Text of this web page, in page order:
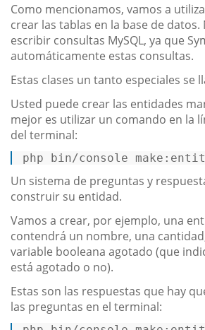
Como mencionamos, vamos a
crear las tablas en la base de datos.
escribir consultas MySQL, ya que
automáticamente estas consultas.
Estas clases un tanto especiales se
Usted puede crear las entidades
mejor es utilizar un comando en la
del terminal:
php bin/console
Un sistema de preguntas y
construir su entidad.
Vamos a crear, por ejemplo, una
contendrá un nombre, una
variable booleana agotado (que
está agotado o no).
Estas son las respuestas que hay
las preguntas en el terminal: